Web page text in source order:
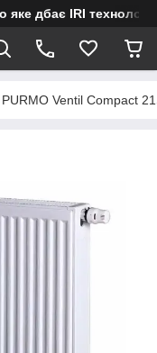
дбає IRI технологія
PURMO Ventil Compact